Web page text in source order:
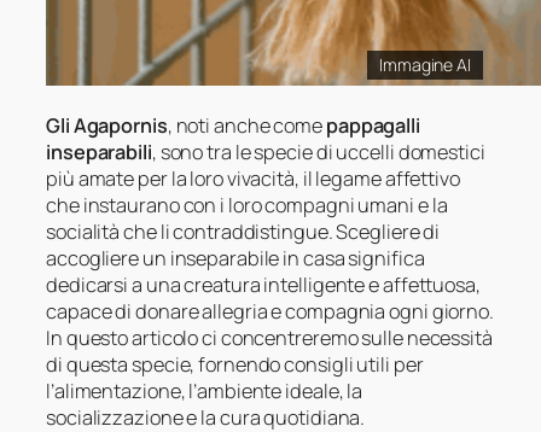
Immagine AI
Gli Agapornis, noti anche comepappagalli
inseparabili, sono tra le specie di uccelli domestici
più amate per la loro vivacità, il legame affettivo
che instaurano con i loro compagni umani e la
socialità che li contraddistingue. Scegliere di
accogliere un inseparabile in casa significa
dedicarsi a una creatura intelligente e affettuosa,
capace di donare allegria e compagnia ogni giorno.
In questo articolo ci concentreremo sulle necessità
di questa specie, fornendo consigli utili per
l’alimentazione, l’ambiente ideale, la
socializzazione e la cura quotidiana.